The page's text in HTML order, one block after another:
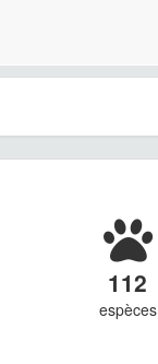
112
espèces